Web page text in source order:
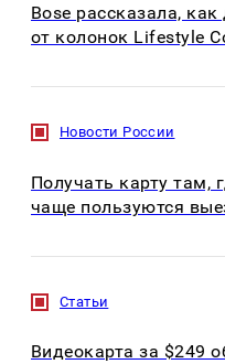
Bose рассказала,
от колонок Lifestyle
Новости России
Получать карту там,
чаще пользуются
Статьи
Видеокарта за $249